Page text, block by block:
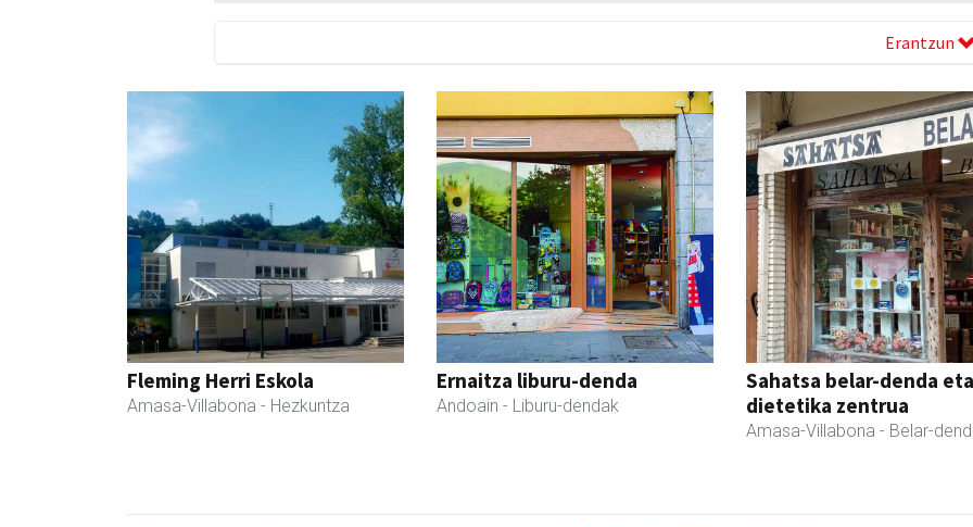
Erantzun
Fleming Herri Eskola
Amasa-Villabona - Hezkuntza
Ernaitza liburu-denda
Andoain - Liburu-dendak
Sahatsa belar-denda eta
dietetika zentrua
Amasa-Villabona - Belar-